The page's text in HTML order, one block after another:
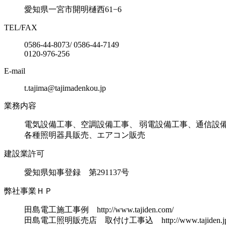
愛知県一宮市開明樋西61−6
TEL/FAX
0586-44-8073/ 0586-44-7149
0120-976-256
E-mail
t.tajima@tajimadenkou.jp
業務内容
電気設備工事、空調設備工事、 弱電設備工事、通信設
各種照明器具販売、エアコン販売
建設業許可
愛知県知事登録 第291137号
弊社事業ＨＰ
田島電工施工事例 http://www.tajiden.com/
田島電工照明販売店 取付け工事込 http://